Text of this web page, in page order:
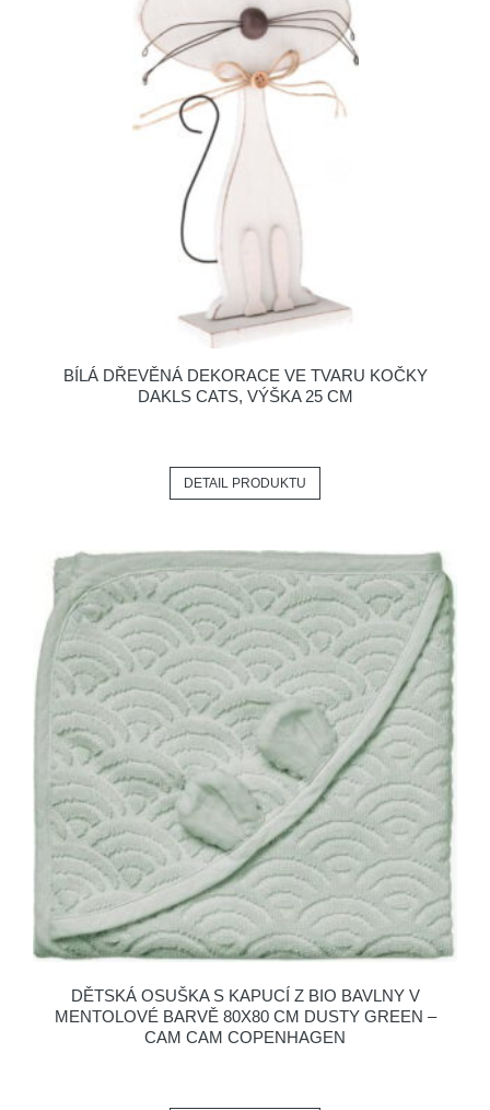
BÍLÁ DŘEVĚNÁ DEKORACE VE TVARU KOČKY
DAKLS CATS, VÝŠKA 25 CM
DETAIL PRODUKTU
DĚTSKÁ OSUŠKA S KAPUCÍ Z BIO BAVLNY V
MENTOLOVÉ BARVĚ 80X80 CM DUSTY GREEN –
CAM CAM COPENHAGEN